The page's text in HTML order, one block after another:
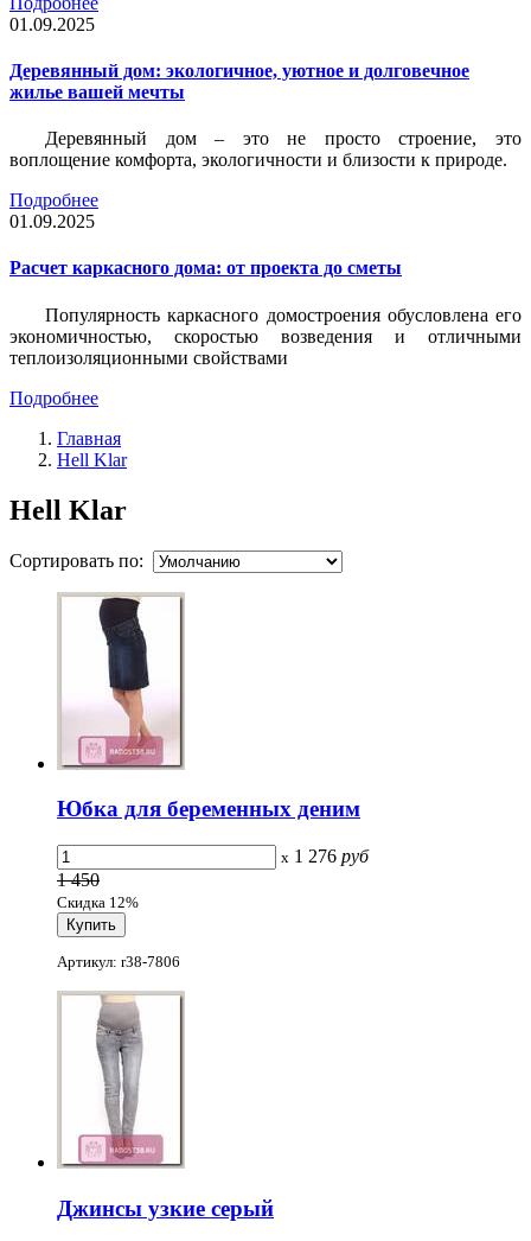
01.09.2025
Деревянный дом: экологичное, уютное и долговечное
жилье вашей мечты
Деревянный дом – это не просто строение, это
воплощение комфорта, экологичности и близости к природе.
Подробнее
01.09.2025
Расчет каркасного дома: от проекта до сметы
Популярность каркасного домостроения обусловлена его
экономичностью, скоростью возведения и отличными
теплоизоляционными свойствами
Подробнее
Главная
Hell Klar
Hell Klar
Сортировать по:
Юбка для беременных деним
x 1 276 руб
1 450
Скидка 12%
Артикул: r38-7806
Джинсы узкие серый